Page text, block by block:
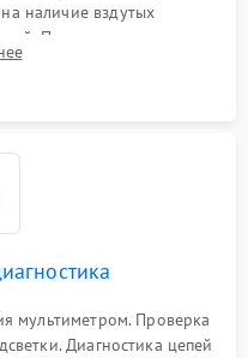
наличие вздутых
Проверка надежности
шлейфов матрицы.
мультиметром. Проверка
Диагностика цепей